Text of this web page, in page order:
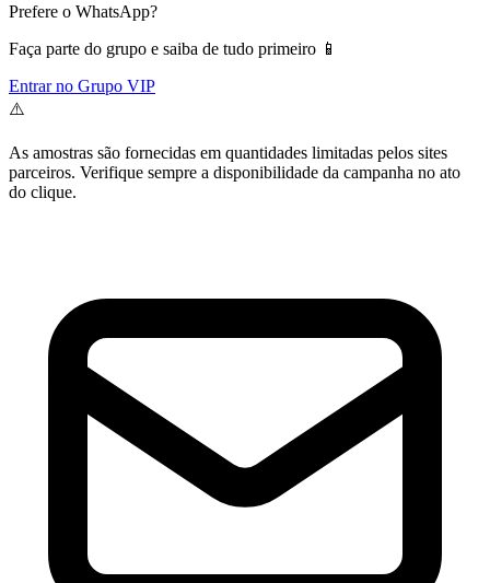
Prefere o WhatsApp?
Faça parte do grupo e saiba de tudo primeiro 📱
Entrar no Grupo VIP
⚠️
As amostras são fornecidas em quantidades limitadas pelos sites
parceiros. Verifique sempre a disponibilidade da campanha no ato
do clique.